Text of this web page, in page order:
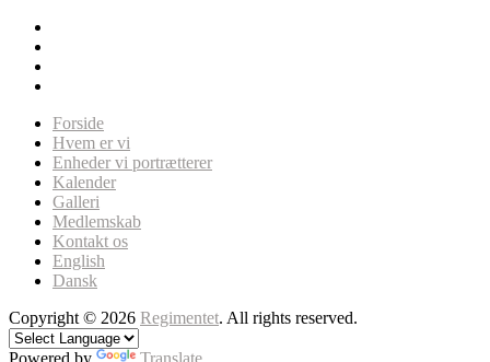
Forside
Hvem er vi
Enheder vi portrætterer
Kalender
Galleri
Medlemskab
Kontakt os
English
Dansk
Copyright © 2026 Regimentet. All rights reserved.
Powered by Translate